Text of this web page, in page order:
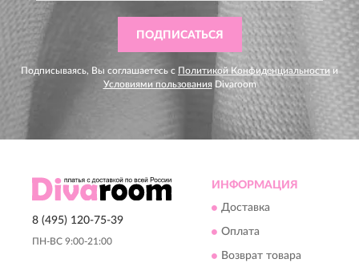
ПОДПИСАТЬСЯ
Подписываясь, Вы соглашаетесь с Политикой Конфиденциальности и
Условиями пользования Divaroom
8 (495) 120-75-39
ПН-ВС 9:00-21:00
ИНФОРМАЦИЯ
Доставка
Оплата
Возврат товара